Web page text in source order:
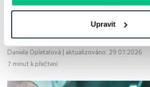
Upravit
letech 2022 a 2023 vzrostly
kumulativně o zhruba 27 %, což patří k
za poslední dekády. Inflační…
Daniela Opletalová
aktualizováno: 29.07.2026
7 minut k přečtení